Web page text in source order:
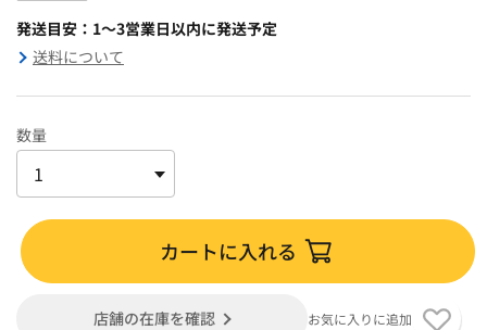
発送目安：1～3営業日以内に発送予定
送料について
数量
カートに入れる
店舗の在庫を確認 お気に入りに追加